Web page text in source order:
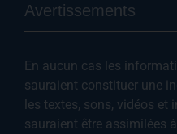
Avertissements
En aucun cas les
sauraient constituer une
les textes, sons, vidéos et
sauraient être assimilées